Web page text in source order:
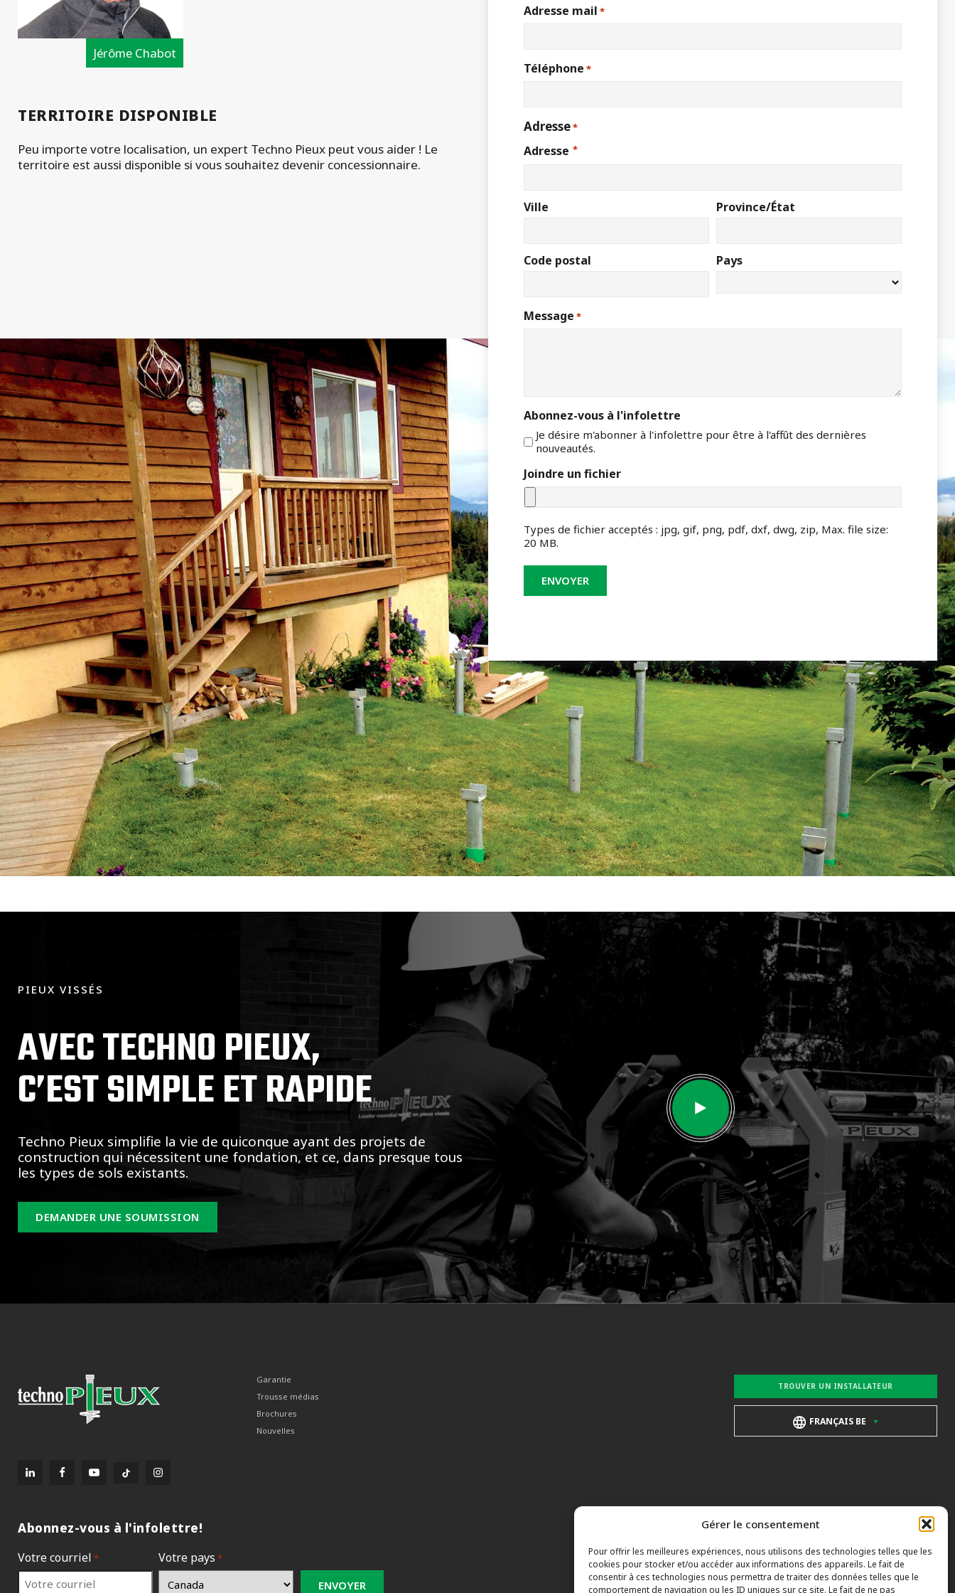
Gérer le consentement
Pour offrir les meilleures expériences, nous utilisons des technologies telles que les
cookies pour stocker et/ou accéder aux informations des appareils. Le fait de
consentir à ces technologies nous permettra de traiter des données telles que le
comportement de navigation ou les ID uniques sur ce site. Le fait de ne pas
Jérôme Chabot
TERRITOIRE DISPONIBLE
Peu importe votre localisation, un expert Techno Pieux peut vous aider ! Le
territoire est aussi disponible si vous souhaitez devenir concessionnaire.
Adresse mail *
Téléphone *
Adresse*
Adresse *
Ville Province/État
Code postal Pays
Message *
Abonnez-vous à l'infolettre
Je désire m'abonner à l'infolettre pour être à l'affût des dernières
nouveautés.
Joindre un fichier
Types de fichier acceptés : jpg, gif, png, pdf, dxf, dwg, zip, Max. file size:
20 MB.
PIEUX VISSÉS
AVEC TECHNO PIEUX,
C’EST SIMPLE ET RAPIDE
Techno Pieux simplifie la vie de quiconque ayant des projets de
construction qui nécessitent une fondation, et ce, dans presque tous
les types de sols existants.
DEMANDER UNE SOUMISSION
Garantie
Trousse médias
Brochures
Nouvelles
TROUVER UN INSTALLATEUR
FRANÇAIS BE
Abonnez-vous à l'infolettre!
Votre courriel * Votre pays *